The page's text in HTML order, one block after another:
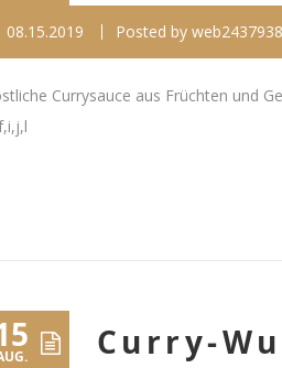
08.15.2019 Posted by
Currysauce aus Früchten und
Curry-